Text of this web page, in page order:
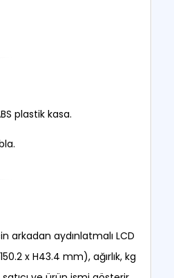
plastik kasa.
arkadan aydınlatmalı LCD
x H43.4 mm), ağırlık, kg